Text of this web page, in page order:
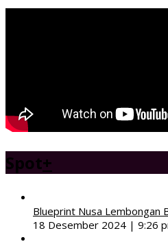
Spot+
Blueprint Nusa Lembongan
18 Desember 2024 | 9:26